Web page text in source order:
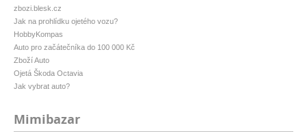
zbozi.blesk.cz
Jak na prohlídku ojetého vozu?
HobbyKompas
Auto pro začátečníka do 100 000 Kč
Zboží Auto
Ojetá Škoda Octavia
Jak vybrat auto?
Mimibazar